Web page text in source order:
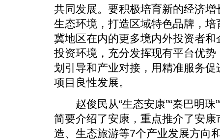
共同发展。要积极培育新的经济
生态环境，打造区域特色品牌，
冀地区在内的更多境内外投资者
投资环境，充分发挥现有平台优
划引导和产业对接，用精准服务
项目良性发展。
赵俊民从“生态安康”“秦巴明珠
简要介绍了安康，重点推介了安
造、生态旅游等7个产业发展方向